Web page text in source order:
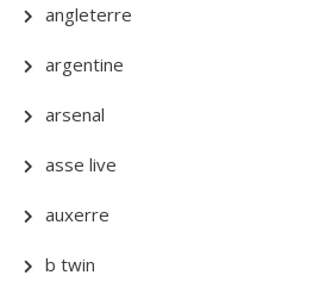
angleterre
argentine
arsenal
asse live
auxerre
b twin